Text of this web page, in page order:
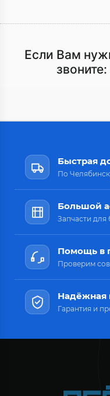
Если Вам
звоните:
Быстрая
По
Большой
Запчасти для
Помощь в
Проверим
Надёжная
Гарантия и